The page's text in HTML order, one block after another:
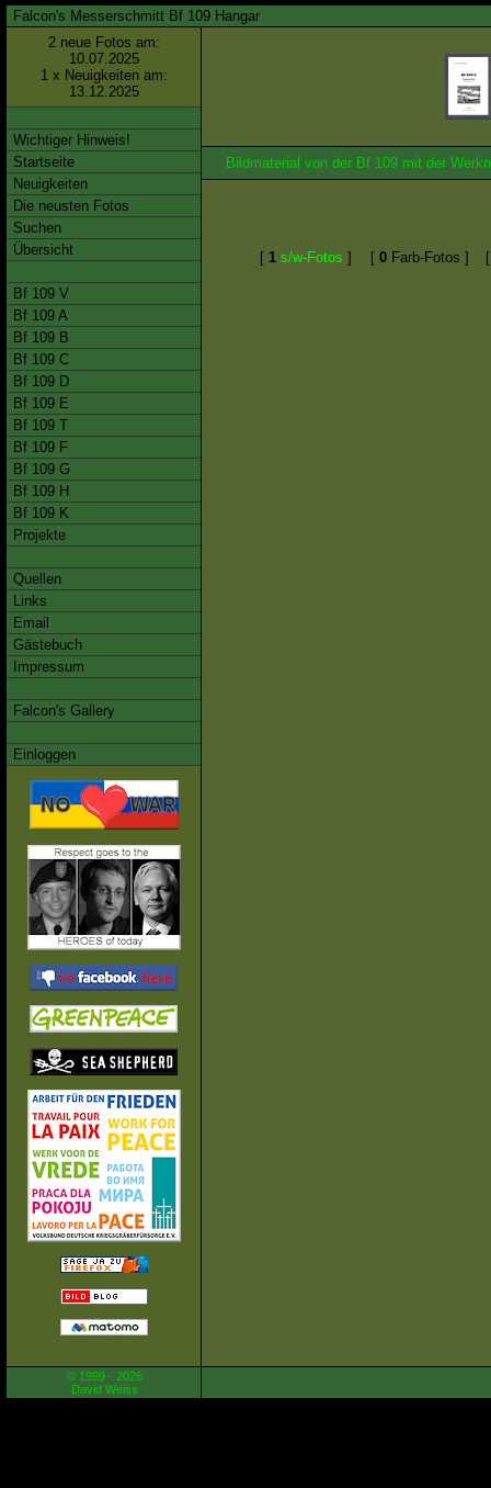
Falcon's Messerschmitt Bf 109 Hangar
2 neue Fotos am:
10.07.2025
1 x Neuigkeiten am:
13.12.2025
Wichtiger Hinweis!
Startseite
Neuigkeiten
Die neusten Fotos
Suchen
Übersicht
Bf 109 V
Bf 109 A
Bf 109 B
Bf 109 C
Bf 109 D
Bf 109 E
Bf 109 T
Bf 109 F
Bf 109 G
Bf 109 H
Bf 109 K
Projekte
Quellen
Links
Email
Gästebuch
Impressum
Falcon's Gallery
Einloggen
Bildmaterial von der Bf 109 mit der
[ 1 s/w-Fotos ] [ 0 Farb-Fotos ]
© 1999 - 2026
David Weiss